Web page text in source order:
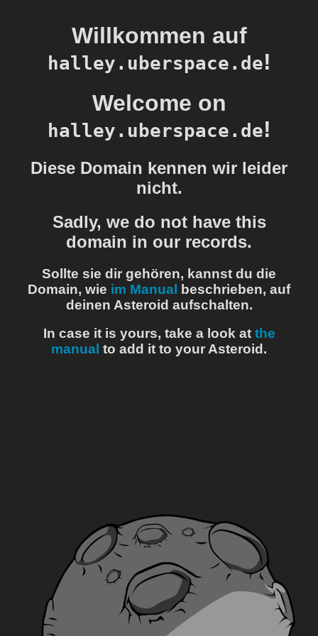
Willkommen auf
halley.uberspace.de!
Welcome on
halley.uberspace.de!
Diese Domain kennen wir leider
nicht.
Sadly, we do not have this
domain in our records.
Sollte sie dir gehören, kannst du die
Domain, wie im Manual beschrieben, auf
deinen Asteroid aufschalten.
In case it is yours, take a look at the
manual to add it to your Asteroid.